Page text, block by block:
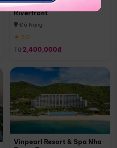
Melia Vinpearl Danang
Riverfront
Đà Nẵng
★ 5.0
Từ 2,400,000đ
Vinpearl Resort & Spa Nha